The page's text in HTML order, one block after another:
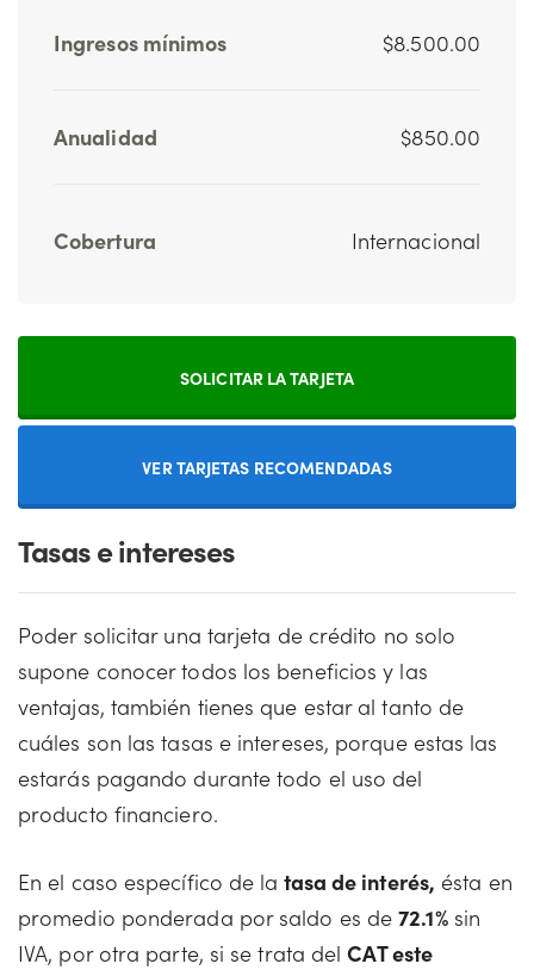
Ingresos mínimos $8.500.00
Anualidad $850.00
Cobertura Internacional
SOLICITAR LA TARJETA
VER TARJETAS RECOMENDADAS
Tasas e intereses
Poder solicitar una tarjeta de crédito no solo
supone conocer todos los beneficios y las
ventajas, también tienes que estar al tanto de
cuáles son las tasas e intereses, porque estas las
estarás pagando durante todo el uso del
producto financiero.
En el caso específico de la tasa de interés, ésta en
promedio ponderada por saldo es de72.1%sin
IVA, por otra parte, si se trata delCAT este